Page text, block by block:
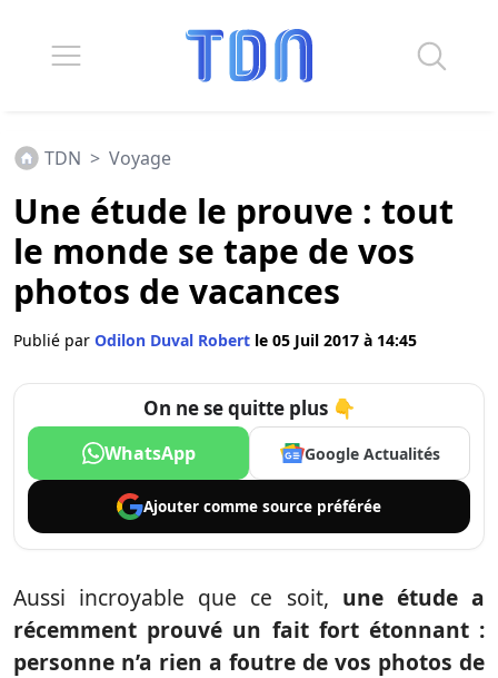
TDN > Voyage
Une étude le prouve : tout
le monde se tape de vos
photos de vacances
Publié par Odilon Duval Robert le 05 Juil 2017 à 14:45
On ne se quitte plus 👇
WhatsApp Google Actualités
Ajouter comme source préférée
Aussi incroyable que ce soit, une étude a
récemment prouvé un fait fort étonnant :
personne n’a rien a foutre de vos photos de